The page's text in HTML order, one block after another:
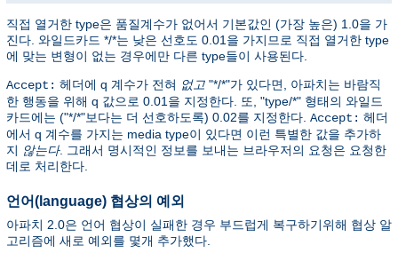
직접 열거한 type은 품질계수가 없어서 기본값인 (가장 높은) 1.0을 가
진다. 와일드카드 */*는 낮은 선호도 0.01을 가지므로 직접 열거한 type
에 맞는 변형이 없는 경우에만 다른 type들이 사용된다.
Accept: 헤더에 q 계수가 전혀 없고 "*/*"가 있다면, 아파치는 바람직
한 행동을 위해 q 값으로 0.01을 지정한다. 또, "type/*" 형태의 와일드
카드에는 ("*/*"보다는 더 선호하도록) 0.02를 지정한다. Accept: 헤더
에서 q 계수를 가지는 media type이 있다면 이런 특별한 값을 추가하
지 않는다. 그래서 명시적인 정보를 보내는 브라우저의 요청은 요청한
데로 처리한다.
언어(language) 협상의 예외
아파치 2.0은 언어 협상이 실패한 경우 부드럽게 복구하기위해 협상 알
고리즘에 새로 예외를 몇개 추가했다.